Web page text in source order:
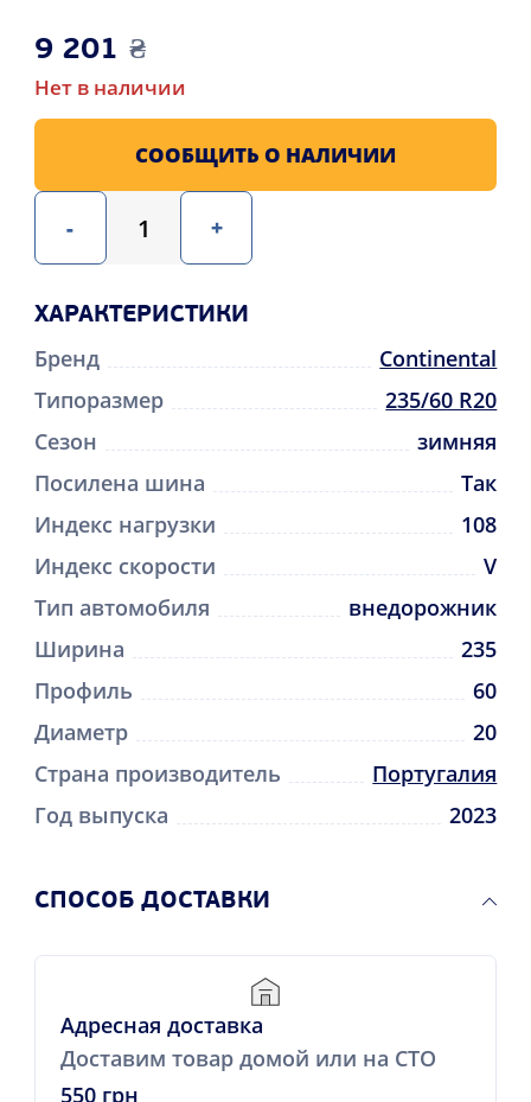
9 201 ₴
Нет в наличии
- +
СООБЩИТЬ О НАЛИЧИИ
ХАРАКТЕРИСТИКИ
Бренд
Continental
Типоразмер
235/60 R20
Сезон
зимняя
Посилена шина
Так
Индекс нагрузки
108
Индекс скорости
V
Тип автомобиля
внедорожник
Ширина
235
Профиль
60
Диаметр
20
Страна производитель
Португалия
Год выпуска
2023
CПОСОБ ДОСТАВКИ
Адресная доставка
Доставим товар домой или на СТО
550 грн